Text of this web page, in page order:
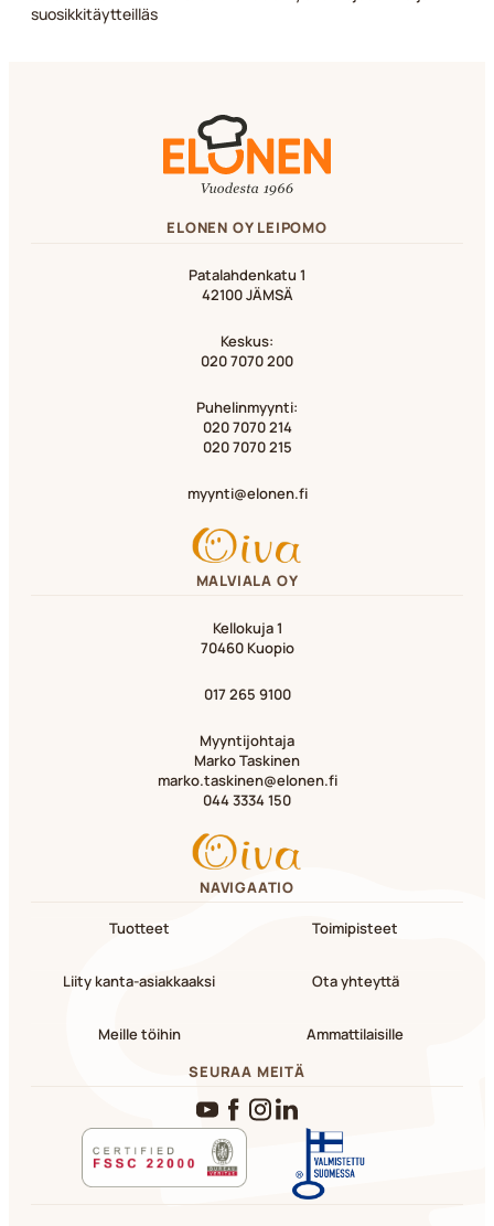
suosikkitäytteilläs
ELONEN OY LEIPOMO
Patalahdenkatu 1
42100 JÄMSÄ
Keskus:
020 7070 200
Puhelinmyynti:
020 7070 214
020 7070 215
myynti@elonen.fi
MALVIALA OY
Kellokuja 1
70460 Kuopio
017 265 9100
Myyntijohtaja
Marko Taskinen
marko.taskinen@elonen.fi
044 3334 150
NAVIGAATIO
Tuotteet Toimipisteet
Liity kanta-asiakkaaksi Ota yhteyttä
Meille töihin
Ammattilaisille
SEURAA MEITÄ
YouTubeFacebook
Instagram
LinkedIn